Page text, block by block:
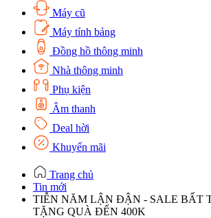
Máy cũ
Máy tính bảng
Đồng hồ thông minh
Nhà thông minh
Phụ kiện
Âm thanh
Deal hời
Khuyến mãi
Trang chủ
Tin mới
TIỄN NĂM LẬN ĐẬN - SALE BẤT
TẶNG QUÀ ĐẾN 400K